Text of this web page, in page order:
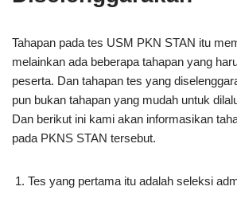
Tahapan pada tes USM PKN STAN itu
melainkan ada beberapa tahapan yang
peserta. Dan tahapan tes yang
pun bukan tahapan yang mudah untuk
Dan berikut ini kami akan informasikan
pada PKNS STAN tersebut.
Tes yang pertama itu adalah seleksi